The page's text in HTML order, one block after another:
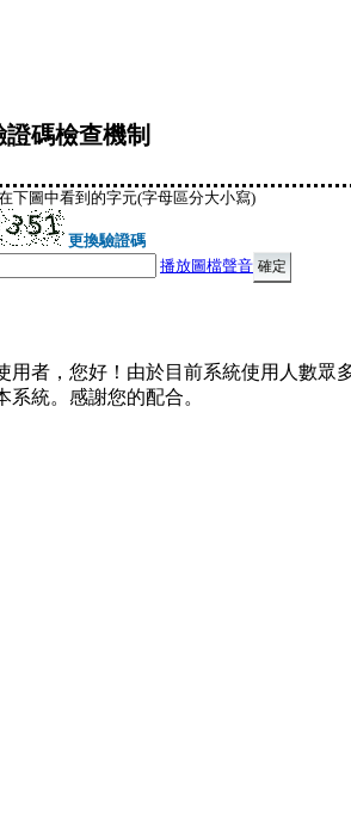
證碼檢查機制
下圖中看到的字元(字母區分大小寫)
更換驗證碼
播放圖檔聲音
用者，您好！由於目前系統使用人數眾
系統。感謝您的配合。